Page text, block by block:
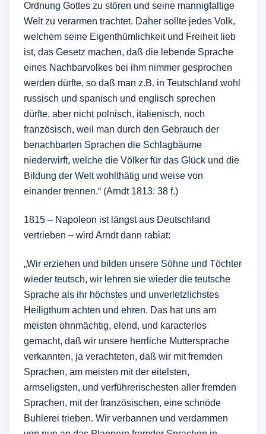
Ordnung Gottes zu stören und seine mannigfaltige
Welt zu verarmen trachtet. Daher sollte jedes Volk,
welchem seine Eigenthümlichkeit und Freiheit lieb
ist, das Gesetz machen, daß die lebende Sprache
eines Nachbarvolkes bei ihm nimmer gesprochen
werden dürfte, so daß man z.B. in Teutschland wohl
russisch und spanisch und englisch sprechen
dürfte, aber nicht polnisch, italienisch, noch
französisch, weil man durch den Gebrauch der
benachbarten Sprachen die Schlagbäume
niederwirft, welche die Völker für das Glück und die
Bildung der Welt wohlthätig und weise von
einander trennen.“ (Arndt 1813: 38 f.)
1815 – Napoleon ist längst aus Deutschland
vertrieben – wird Arndt dann rabiat:
„Wir erziehen und bilden unsere Söhne und Töchter
wieder teutsch, wir lehren sie wieder die teutsche
Sprache als ihr höchstes und unverletzlichstes
Heiligthum achten und ehren. Das hat uns am
meisten ohnmächtig, elend, und karacterlos
gemacht, daß wir unsere herrliche Muttersprache
verkannten, ja verachteten, daß wir mit fremden
Sprachen, am meisten mit der eitelsten,
armseligsten, und verführerischesten aller fremden
Sprachen, mit der französischen, eine schnöde
Buhlerei trieben. Wir verbannen und verdammen